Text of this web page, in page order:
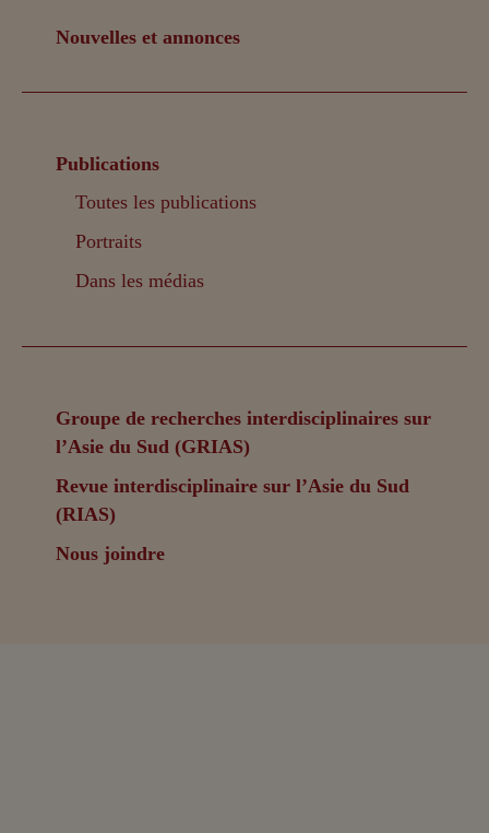
Nouvelles et annonces
Publications
Toutes les publications
Portraits
Dans les médias
Groupe de recherches interdisciplinaires sur
l’Asie du Sud (GRIAS)
Revue interdisciplinaire sur l’Asie du Sud
(RIAS)
Nous joindre